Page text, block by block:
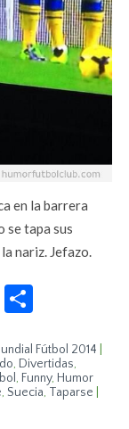
en la barrera
se tapa sus
nariz. Jefazo.
WhatsApp
Fútbol 2014
, Divertidas,
, Funny, Humor
, Suecia, Taparse